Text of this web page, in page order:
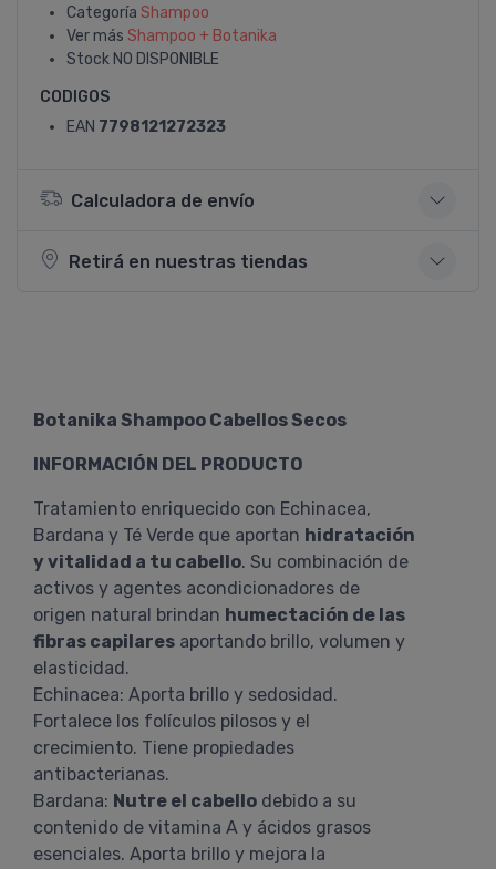
Categoría Shampoo
Ver más Shampoo + Botanika
Stock NO DISPONIBLE
CODIGOS
EAN 7798121272323
Calculadora de envío
Retirá en nuestras tiendas
Botanika Shampoo Cabellos Secos
INFORMACIÓN DEL PRODUCTO
Tratamiento enriquecido con Echinacea,
Bardana y Té Verde que aportan hidratación
y vitalidad a tu cabello. Su combinación de
activos y agentes acondicionadores de
origen natural brindan humectación de las
fibras capilares aportando brillo, volumen y
elasticidad.
Echinacea: Aporta brillo y sedosidad.
Fortalece los folículos pilosos y el
crecimiento. Tiene propiedades
antibacterianas.
Bardana: Nutre el cabello debido a su
contenido de vitamina A y ácidos grasos
esenciales. Aporta brillo y mejora la